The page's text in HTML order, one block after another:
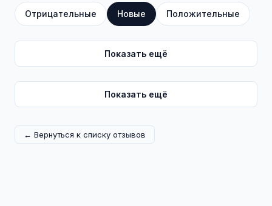
Отрицательные Новые Положительные
Показать ещё
Показать ещё
← Вернуться к списку отзывов